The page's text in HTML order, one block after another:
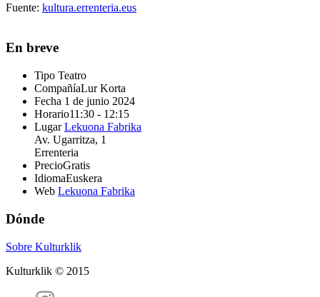
Fuente: kultura.errenteria.eus
En breve
Tipo Teatro
CompañíaLur Korta
Fecha 1 de junio 2024
Horario11:30 - 12:15
Lugar Lekuona Fabrika
Av. Ugarritza, 1
Errenteria
PrecioGratis
IdiomaEuskera
Web Lekuona Fabrika
Dónde
Sobre Kulturklik
Kulturklik © 2015